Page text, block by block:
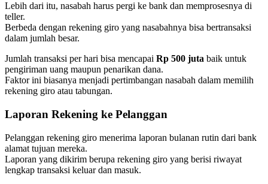
Lebih dari itu, nasabah harus pergi ke bank dan memprosesnya di
teller.
Berbeda dengan rekening giro yang nasabahnya bisa bertransaksi
dalam jumlah besar.
Jumlah transaksi per hari bisa mencapai Rp 500 juta baik untuk
pengiriman uang maupun penarikan dana.
Faktor ini biasanya menjadi pertimbangan nasabah dalam memilih
rekening giro atau tabungan.
Laporan Rekening ke Pelanggan
Pelanggan rekening giro menerima laporan bulanan rutin dari bank
alamat tujuan mereka.
Laporan yang dikirim berupa rekening giro yang berisi riwayat
lengkap transaksi keluar dan masuk.